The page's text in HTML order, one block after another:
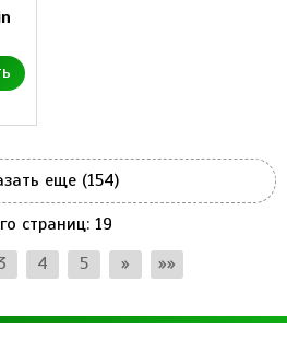
еще (154)
страниц: 19
4 5 » »»